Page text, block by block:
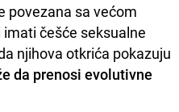
povezana sa većom
češće seksualne
njihova otkrića pokazuju
da prenosi evolutivne